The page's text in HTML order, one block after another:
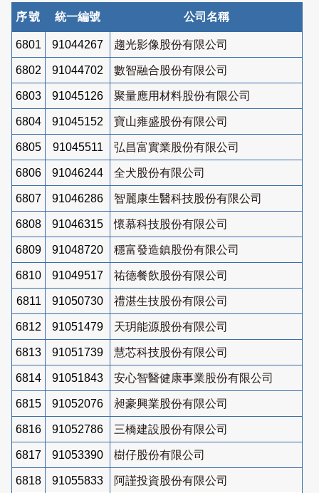
序號 統一編號 公司名稱
6801 91044267 趨光影像股份有限公司
6802 91044702 數智融合股份有限公司
6803 91045126 聚量應用材料股份有限公司
6804 91045152 寶山雍盛股份有限公司
6805 91045511 弘昌富實業股份有限公司
6806 91046244 全犬股份有限公司
6807 91046286 智麗康生醫科技股份有限公司
6808 91046315 懷慕科技股份有限公司
6809 91048720 穩富發造鎮股份有限公司
6810 91049517 祐德餐飲股份有限公司
6811 91050730 禮湛生技股份有限公司
6812 91051479 天玥能源股份有限公司
6813 91051739 慧芯科技股份有限公司
6814 91051843 安心智醫健康事業股份有限公司
6815 91052076 昶豪興業股份有限公司
6816 91052786 三橋建設股份有限公司
6817 91053390 樹仔股份有限公司
6818 91055833 阿謹投資股份有限公司